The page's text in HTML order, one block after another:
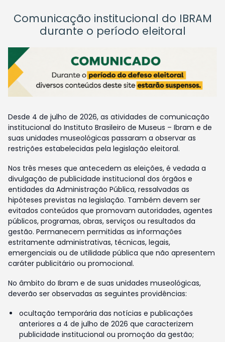
Comunicação institucional do IBRAM
durante o período eleitoral
Desde 4 de julho de 2026, as atividades de comunicação
institucional do Instituto Brasileiro de Museus – Ibram e de
suas unidades museológicas passaram a observar as
restrições estabelecidas pela legislação eleitoral.
Nos três meses que antecedem as eleições, é vedada a
divulgação de publicidade institucional dos órgãos e
entidades da Administração Pública, ressalvadas as
hipóteses previstas na legislação. Também devem ser
evitados conteúdos que promovam autoridades, agentes
públicos, programas, obras, serviços ou resultados da
gestão. Permanecem permitidas as informações
estritamente administrativas, técnicas, legais,
emergenciais ou de utilidade pública que não apresentem
caráter publicitário ou promocional.
No âmbito do Ibram e de suas unidades museológicas,
deverão ser observadas as seguintes providências:
ocultação temporária das notícias e publicações
anteriores a 4 de julho de 2026 que caracterizem
publicidade institucional ou promoção da gestão;